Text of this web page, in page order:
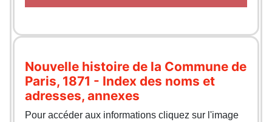
Nouvelle histoire de la Commune de
Paris, 1871 - Index des noms et
adresses, annexes
Pour accéder aux informations cliquez sur l'image